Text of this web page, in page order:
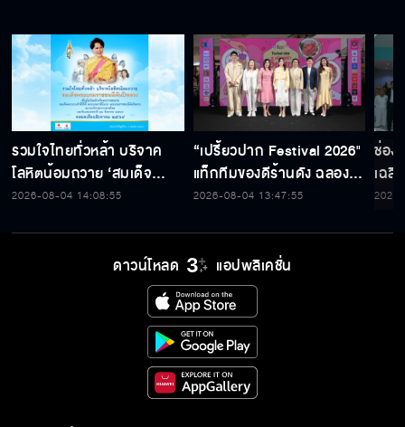
รวมใจไทยทั่วหล้า บริจาค
โลหิตน้อมถวาย ‘สมเด็จ
พระบรมราชชนนีพันปีหลวง’
ระลึก 80 พรรษาฯ อันทรง
2026-08-04 14:08:55
“เปรี้ยวปาก Festival 2026"
แท็กทีมของดีร้านดัง ฉลอง
ก้าวสู่ปีที่ 23
2026-08-04 13:47:55
ช่อง
เฉลิ
สมเ
พระ
ดาวน์โหลด แอปพลิเคชั่น